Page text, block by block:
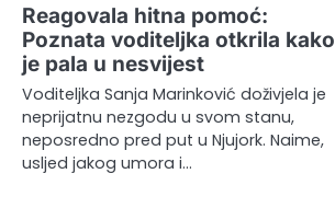
Reagovala hitna pomoć:
Poznata voditeljka otkrila kako
je pala u nesvijest
Voditeljka Sanja Marinković doživjela je
neprijatnu nezgodu u svom stanu,
neposredno pred put u Njujork. Naime,
usljed jakog umora i…